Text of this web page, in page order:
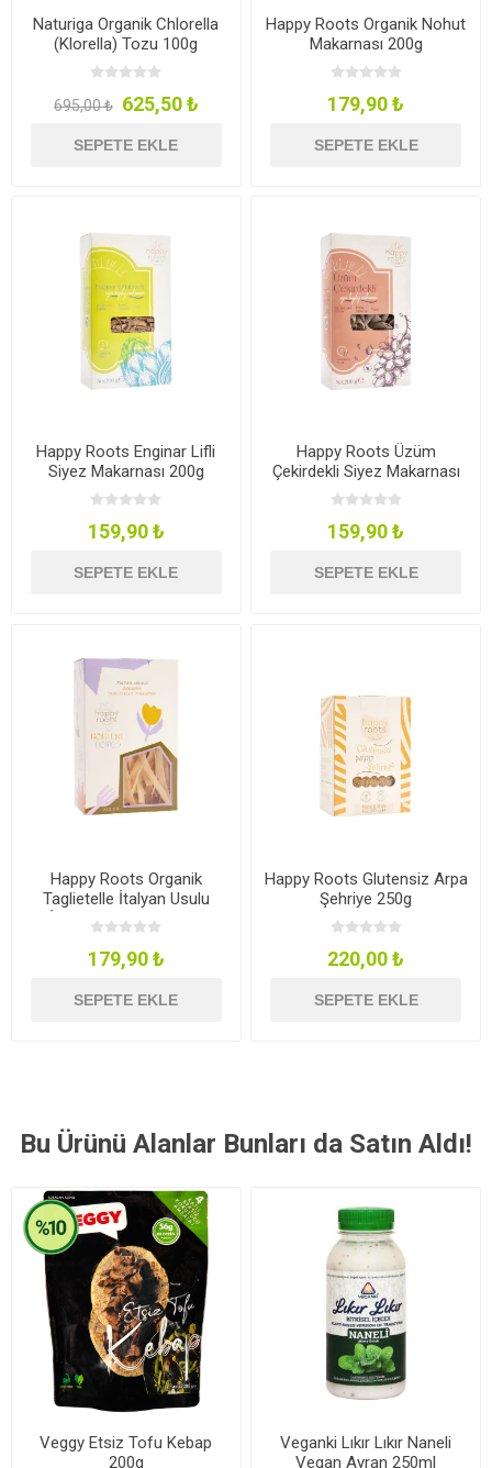
Naturiga Organik Chlorella
(Klorella) Tozu 100g
695,00 ₺ 625,50 ₺
SEPETE EKLE
Happy Roots Organik Nohut
Makarnası 200g
179,90 ₺
SEPETE EKLE
Happy Roots Enginar Lifli
Siyez Makarnası 200g
159,90 ₺
SEPETE EKLE
Happy Roots Üzüm
Çekirdekli Siyez Makarnası
200g
159,90 ₺
SEPETE EKLE
Happy Roots Organik
Taglietelle İtalyan Usulu
İrmik Makarnası 200g
179,90 ₺
SEPETE EKLE
Happy Roots Glutensiz Arpa
Şehriye 250g
220,00 ₺
SEPETE EKLE
Bu Ürünü Alanlar Bunları da Satın Aldı!
Veggy Etsiz Tofu Kebap
200g
Veganki Lıkır Lıkır Naneli
Vegan Ayran 250ml